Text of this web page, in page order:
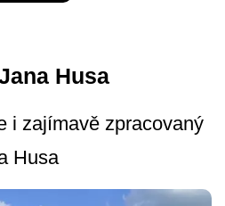
Husa
i zajímavě zpracovaný
Husa